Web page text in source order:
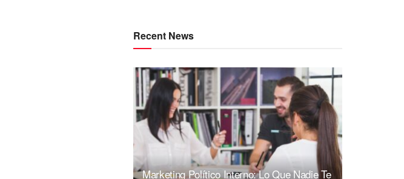
Recent News
Marketing Político Interno: Lo Que Nadie Te